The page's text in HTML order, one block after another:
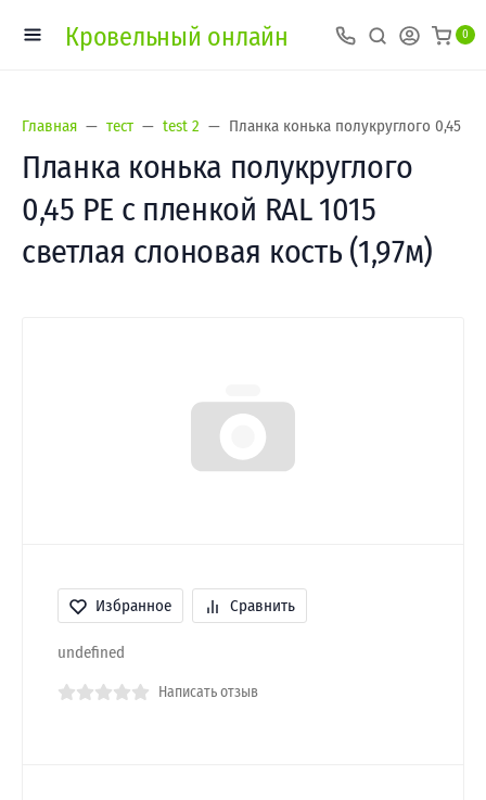
Кровельный онлайн 0
Главная тест test 2 Планка конька полукруглого 0,45
Планка конька полукруглого
0,45 PE с пленкой RAL 1015
светлая слоновая кость (1,97м)
Избранное Сравнить
undefined
Написать отзыв